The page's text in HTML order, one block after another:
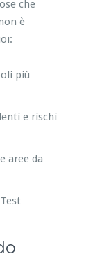
che
è
più
e rischi
aree da